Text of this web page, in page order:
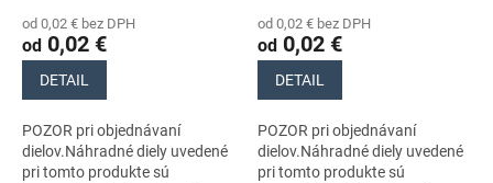
od 0,02 € bez DPH
od 0,02 €
DETAIL
POZOR pri objednávaní
dielov.Náhradné diely uvedené
pri tomto produkte sú
od 0,02 € bez DPH
od 0,02 €
DETAIL
POZOR pri objednávaní
dielov.Náhradné diely uvedené
pri tomto produkte sú